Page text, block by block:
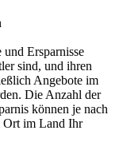
Ersparnisse
sind, und ihren
Angebote im
Die Anzahl der
können je nach
Ort im Land Ihr